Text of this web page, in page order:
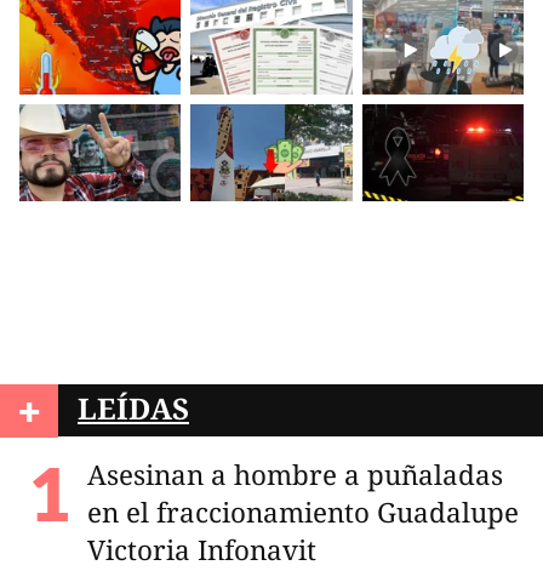
+ LEÍDAS
Asesinan a hombre a puñaladas
en el fraccionamiento Guadalupe
Victoria Infonavit